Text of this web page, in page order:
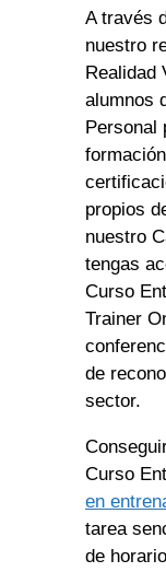
A través
nuestro
Realidad
alumnos
Personal
propios
nuestro
tengas
Curso
Trainer
de
sector.
Curso
en
tarea
de